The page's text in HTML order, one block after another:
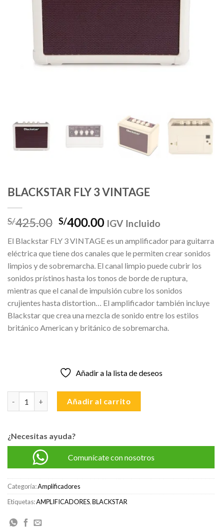
BLACKSTAR FLY 3 VINTAGE
S/425.00 El
original
era:
S/425.00.
S/400.00El
actual
es:
S/400.00.
IGV Incluido
El Blackstar FLY 3 VINTAGE es un amplificador para guitarra
eléctrica que tiene dos canales que le permiten crear sonidos
limpios y de sobremarcha. El canal limpio puede cubrir los
sonidos prístinos hasta los tonos de borde de ruptura,
mientras que el canal de impulsión cubre los sonidos
crujientes hasta distortion… El amplificador también incluye
Blackstar que crea una mezcla de sonido entre los estilos
británico American y británico de sobremarcha.
Añadir a la lista de deseos
Añadir al carrito
¿Necesitas ayuda?
Comunícate con nosotros
Categoría:Amplificadores
Etiquetas:AMPLIFICADORES,BLACKSTAR